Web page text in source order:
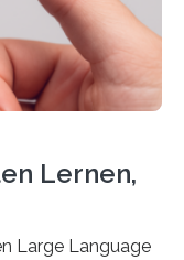
„Die Idee
Lernen,
Large Language